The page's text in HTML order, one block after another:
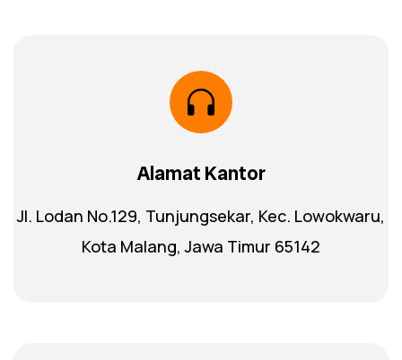
Alamat Kantor
Jl. Lodan No.129, Tunjungsekar, Kec. Lowokwaru,
Kota Malang, Jawa Timur 65142